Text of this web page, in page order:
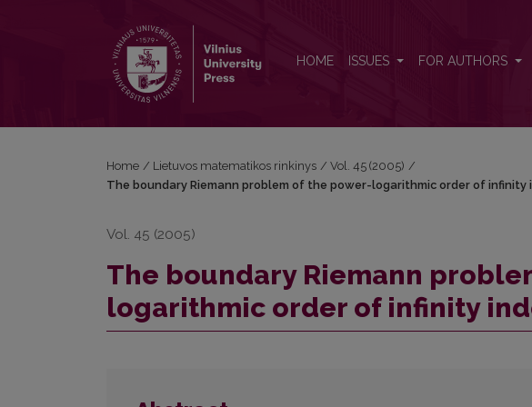
HOME ISSUES FOR AUTHORS
Home / Lietuvos matematikos rinkinys / Vol. 45 (2005) /
The boundary Riemann problem of the power-logarithmic order of
Vol. 45 (2005)
The boundary Riemann
logarithmic order of infinity